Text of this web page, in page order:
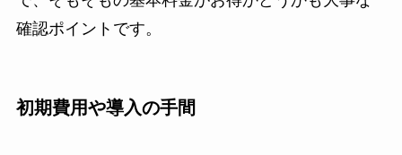
確認ポイントです。
初期費用や導入の手間